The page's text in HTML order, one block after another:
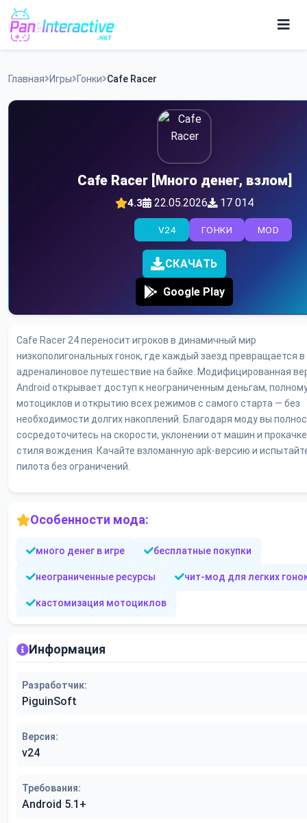
Skip
content
Программы
Главная Игры Гонки Cafe Racer
Cafe Racer [Много денег, взлом]
4.3 22.05.2026 17 014
MOD
ГОНКИ
V24
СКАЧАТЬ
Google Play
Cafe Racer 24 переносит игроков в динамичный мир
низкополигональных гонок, где каждый заезд превращается в
адреналиновое путешествие на байке. Модифицированная
Android открывает доступ к неограниченным деньгам,
мотоциклов и открытию всех режимов с самого старта — без
необходимости долгих накоплений. Благодаря моду вы
сосредоточитесь на скорости, уклонении от машин и
стиля вождения. Качайте взломанную apk-версию и
пилота без ограничений.
Особенности мода:
много денег в игре бесплатные покупки
неограниченные ресурсы чит-мод для легких
кастомизация мотоциклов
Информация
Разработчик:
PiguinSoft
Версия:
v24
Требования:
Android 5.1+